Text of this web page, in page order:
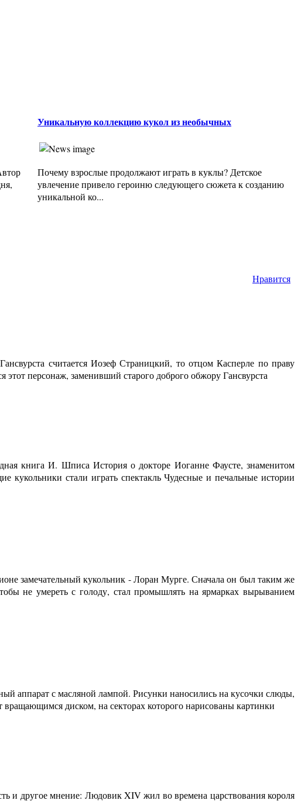
Уникальную коллекцию кукол из необычных
Почему взрослые продолжают играть в куклы? Детское
увлечение привело героиню следующего сюжета к созданию
уникальной ко...
Нравится
считается Иозеф Страницкий, то отцом Касперле по праву
персонаж, заменивший старого доброго обжору Гансвурста
книга И. Шписа История о докторе Иоганне Фаусте, знаменитом
стали играть спектакль Чудесные и печальные истории
замечательный кукольник - Лоран Мурге. Сначала он был таким же
не умереть с голоду, стал промышлять на ярмарках вырыванием
аппарат с масляной лампой. Рисунки наносились на кусочки слюды,
диском, на секторах которого нарисованы картинки
и другое мнение: Людовик XIV жил во времена царствования короля